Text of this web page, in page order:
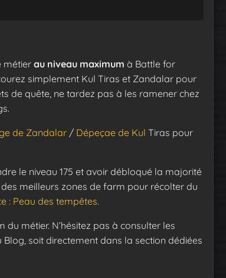
métier au niveau maximum à Battle for
simplement Kul Tiras et Zandalar pour
de quête, ne tardez pas à les ramener chez
de Zandalar / Dépeçae de Kul Tiras pour
le niveau 175 et avoir débloqué la majorité
meilleurs zones de farm pour récolter du
: Peau des tempêtes.
métier. N’hésitez pas à consulter les
soit directement dans la section dédiées